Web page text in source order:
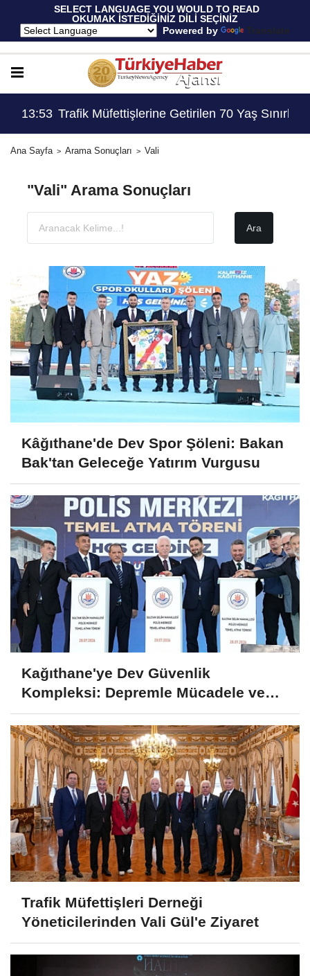
SELECT LANGUAGE YOU WOULD TO READ
OKUMAK İSTEDİĞİNİZ DİLİ SEÇİNİZ
Powered by
Translate
Adil Mi..?
14:45 Emniyet Genel Müdürlüğüne 6 Bin 250
Ana Sayfa Arama Sonuçları Vali
"Vali" Arama Sonuçları
Kâğıthane'de Dev Spor Şöleni: Bakan
Bak'tan Geleceğe Yatırım Vurgusu
Kağıthane'ye Dev Güvenlik
Kompleksi: Depremle Mücadele ve
Huzur İçin Tarihi Adım!
Trafik Müfettişleri Derneği
Yöneticilerinden Vali Gül'e Ziyaret